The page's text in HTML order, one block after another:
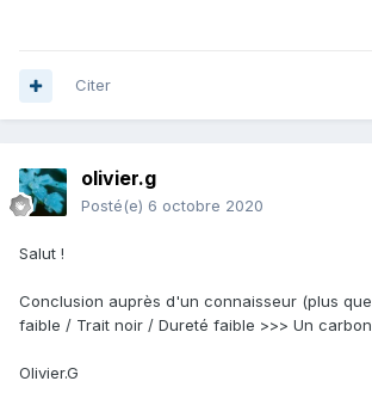
Citer
olivier.g
Posté(e) 6 octobre 2020
Salut !
Conclusion auprès d'un connaisseur (plus
faible / Trait noir / Dureté faible >>> Un
Olivier.G